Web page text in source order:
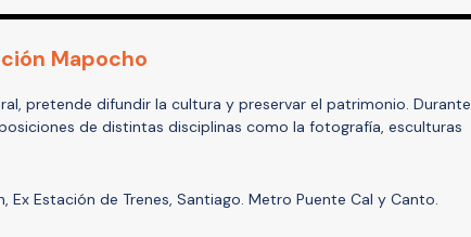
Mapocho
pretende difundir la cultura y preservar el patrimonio. Durante
de distintas disciplinas como la fotografía, esculturas
Ex Estación de Trenes, Santiago. Metro Puente Cal y Canto.